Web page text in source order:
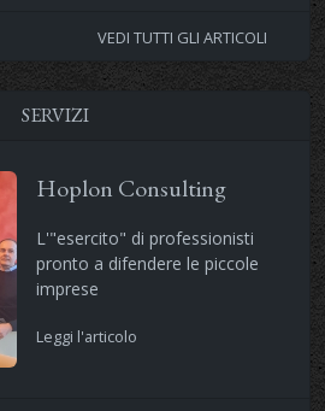
VEDI TUTTI GLI ARTICOLI
SERVIZI
Hoplon Consulting
L'"esercito" di professionisti
pronto a difendere le piccole
imprese
Leggi l'articolo